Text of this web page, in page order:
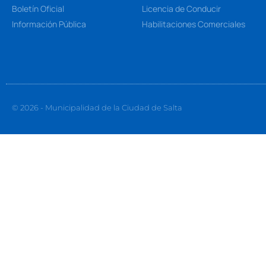
Boletín Oficial
Información Pública
Licencia de Conducir
Habilitaciones Comerciales
© 2026 - Municipalidad de la Ciudad de Salta